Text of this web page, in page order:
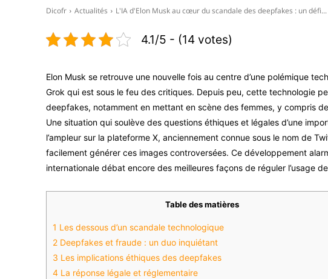
Dicofr Actualités L'IA d'Elon Musk au cœur du scandale des deepfakes : un défi...
4.1/5 - (14 votes)
Elon Musk se retrouve une nouvelle fois au centre d’une polémique
Grok qui est sous le feu des critiques. Depuis peu, cette technologie
deepfakes, notamment en mettant en scène des femmes, y compris
Une situation qui soulève des questions éthiques et légales d’une
l’ampleur sur la plateforme X, anciennement connue sous le nom de
facilement générer ces images controversées. Ce développement
internationale débat encore des meilleures façons de réguler l’usage
Table des matières
1 Les dessous d’un scandale technologique
2 Deepfakes et fraude : un duo inquiétant
3 Les implications éthiques des deepfakes
4 La réponse légale et réglementaire